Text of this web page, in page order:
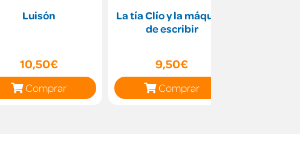
Luisón
10,50€
Comprar
La tía Clío y la máquina
de escribir
9,50€
Comprar